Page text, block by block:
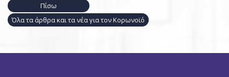
Πίσω
Όλα τα άρθρα και τα νέα για τον Κορωνοϊό